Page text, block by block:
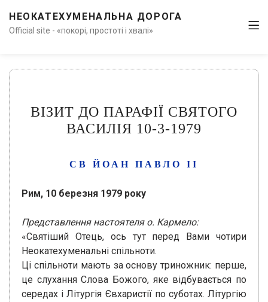
НЕОКАТЕХУМЕНАЛЬНА ДОРОГА
Official site - «покорі, простоті і хвалі»
ВІЗИТ ДО ПАРАФІЇ СВЯТОГО
ВАСИЛІЯ 10-3-1979
СВ ЙОАН ПАВЛО ІІ
Рим, 10 березня 1979 року
Представлення настоятеля о. Кармело:
«Святіший Отець, ось тут перед Вами чотири
Неокатехуменальні спільноти.
Ці спільноти мають за основу триножник: перше,
це слухання Слова Божого, яке відбувається по
середах і Літургія Євхаристії по суботах. Літургію